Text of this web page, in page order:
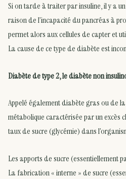
Si on tarde à traiter par insuline, il y a
raison de l’incapacité du pancréas à
permet alors aux cellules de capter et
La cause de ce type de diabète est
Diabète de type 2, le diabète non
Appelé également diabète gras ou de
métabolique caractérisée par un excès
taux de sucre (glycémie) dans
Les apports de sucre (essentiellement
La fabrication « interne » de sucre